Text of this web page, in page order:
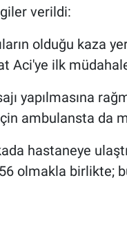
verildi:
olduğu kaza
Aci'ye ilk
yapılmasına
ambulansta da
hastaneye
olmakla birlikte;